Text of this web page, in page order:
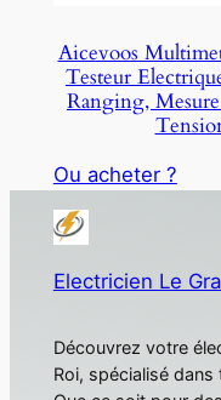
Aicevoos
Testeur
Ranging,
Ou acheter ?
Electricien Le
Découvrez votre
Roi, spécialisé